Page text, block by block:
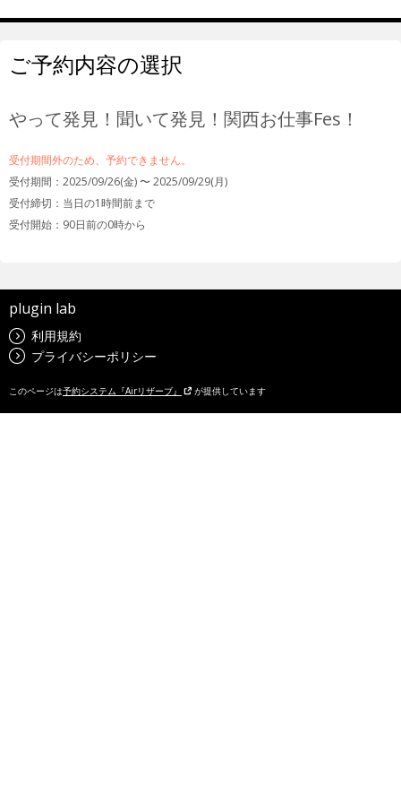
ご予約内容の選択
やって発見！聞いて発見！関西お仕事Fes！
受付期間外のため、予約できません。
受付期間：2025/09/26(金) 〜 2025/09/29(月)
受付締切： 当日の1時間前まで
受付開始： 90日前の0時から
plugin lab
利用規約
プライバシーポリシー
このページは予約システム『Airリザーブ』 が提供しています